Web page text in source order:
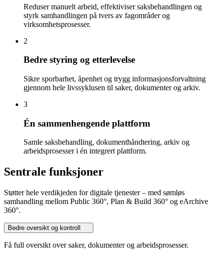
Reduser manuelt arbeid, effektiviser saksbehandlingen og
styrk samhandlingen på tvers av fagområder og
virksomhetsprosesser.
2
Bedre styring og etterlevelse
Sikre sporbarhet, åpenhet og trygg informasjonsforvaltning
gjennom hele livssyklusen til saker, dokumenter og arkiv.
3
Én sammenhengende plattform
Samle saksbehandling, dokumenthåndtering, arkiv og
arbeidsprosesser i én integrert plattform.
Sentrale funksjoner
Støtter hele verdikjeden for digitale tjenester – med sømløs
samhandling mellom Public 360°, Plan & Build 360° og eArchive
360°.
Bedre oversikt og kontroll
Få full oversikt over saker, dokumenter og arbeidsprosesser.